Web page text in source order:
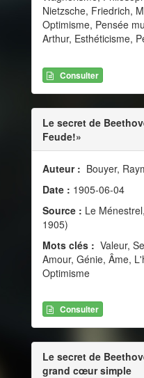
Nietzsche, Friedrich,
Optimisme, Pensée
Arthur, Esthéticisme,
Consulter
Le secret de
Feude!»
Auteur : Bouyer,
Date : 1905-06-04
Source : Le
1905)
Mots clés : Valeur,
Amour, Génie, Âme,
Optimisme
Consulter
Le secret de
grand cœur simple